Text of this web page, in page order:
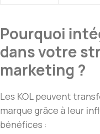
Pourquoi
dans votre
marketing ?
Les KOL peuvent
marque grâce à leur
bénéfices :